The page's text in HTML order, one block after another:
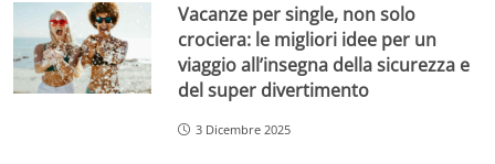
Vacanze per single, non solo
crociera: le migliori idee per un
viaggio all’insegna della sicurezza e
del super divertimento
3 Dicembre 2025